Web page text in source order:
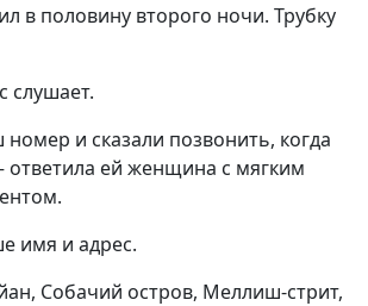
в половину второго ночи. Трубку
слушает.
и сказали позвонить, когда
ответила ей женщина с мягким
имя и адрес.
Собачий остров, Меллиш-стрит,